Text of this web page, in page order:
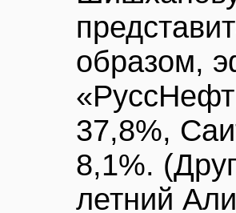
образом,
37,8%,
8,1%.
летний